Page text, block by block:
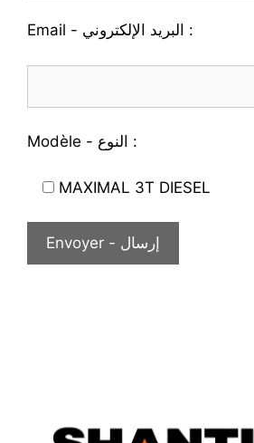
Email - البريد الإلكتروني :
Modèle - النوع :
MAXIMAL 3T DIESEL